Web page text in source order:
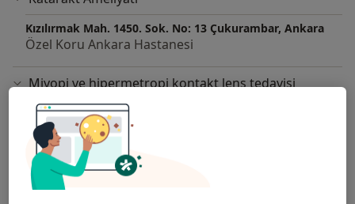
Kızılırmak Mah. 1450. Sok. No: 13 Çukurambar, Ankara
Özel Koru Ankara Hastanesi
Miyopi ve hipermetropi kontakt lens tedavisi
Kızılırmak Mah. 1450. Sok. No: 13 Çukurambar, Ankara
Özel Koru Ankara Hastanesi
Trifokal Göz İçi Lensleri